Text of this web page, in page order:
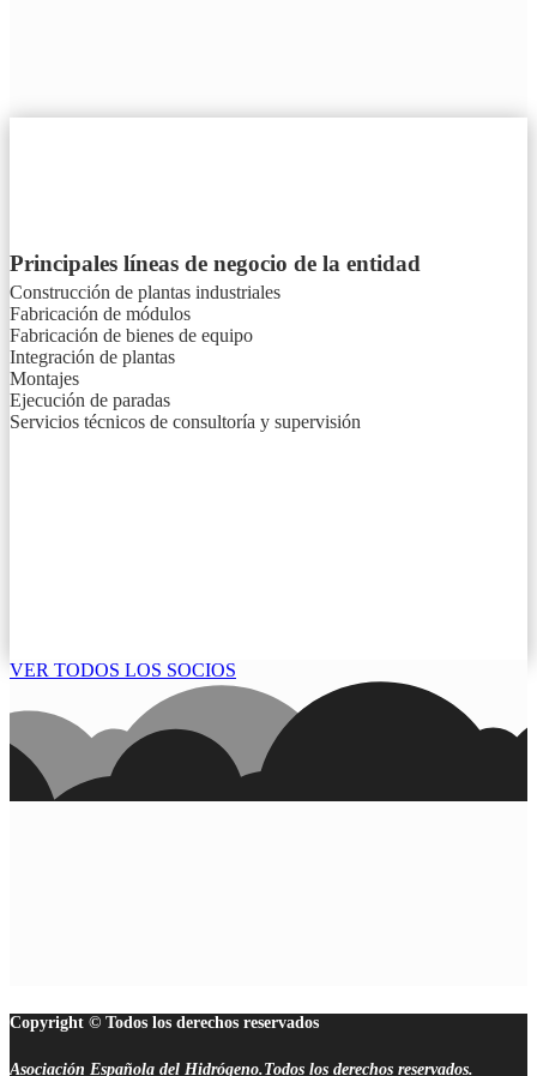
Principales líneas de negocio de la entidad
Construcción de plantas industriales
Fabricación de módulos
Fabricación de bienes de equipo
Integración de plantas
Montajes
Ejecución de paradas
Servicios técnicos de consultoría y supervisión
VER TODOS LOS SOCIOS
Copyright © Todos los derechos reservados
Asociación Española del Hidrógeno.Todos los derechos reservados.